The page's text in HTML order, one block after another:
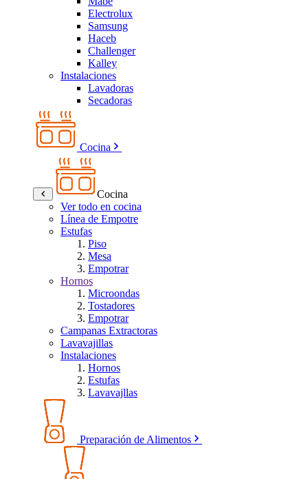
Electrolux
Samsung
Haceb
Challenger
Kalley
Instalaciones
Lavadoras
Secadoras
Cocina
Cocina
Ver todo en cocina
Línea de Empotre
Estufas
Piso
Mesa
Empotrar
Hornos
Microondas
Tostadores
Empotrar
Campanas Extractoras
Lavavajillas
Instalaciones
Hornos
Estufas
Lavavajllas
Preparación de Alimentos